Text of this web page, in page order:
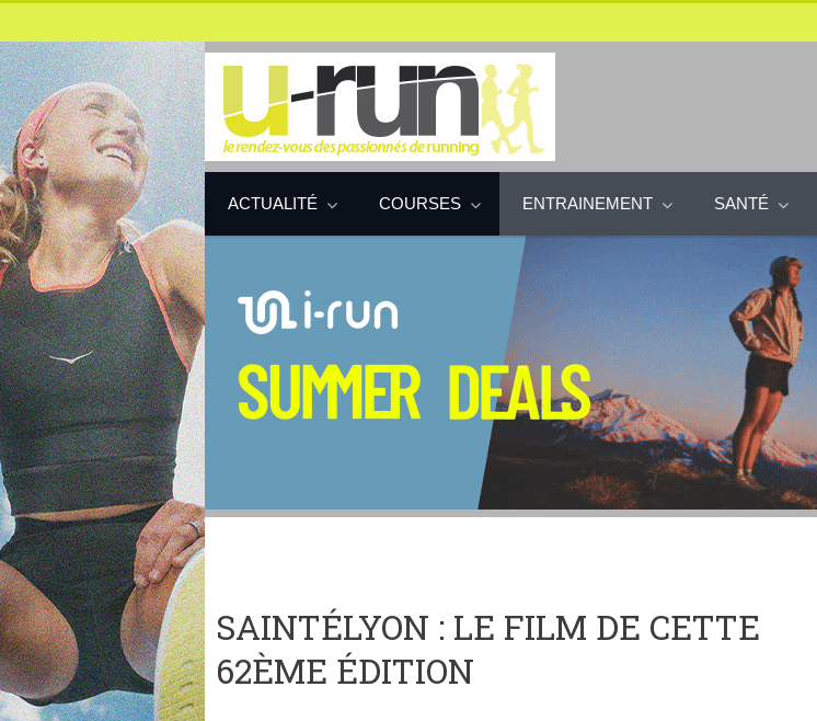
ACTUALITÉ COURSES ENTRAINEMENT SANTÉ
SAINTÉLYON : LE FILM DE CETTE
62ÈME ÉDITION